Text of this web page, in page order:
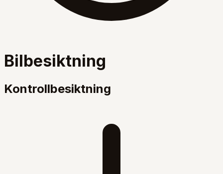
Bilbesiktning
Kontrollbesiktning